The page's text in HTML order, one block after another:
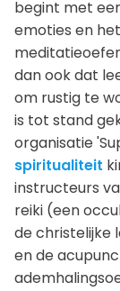
begint met
emoties en
dan ook dat
om rustig te
is tot stand
organisatie
spiritualiteit
instructeurs
reiki (een
de christelijke
en de